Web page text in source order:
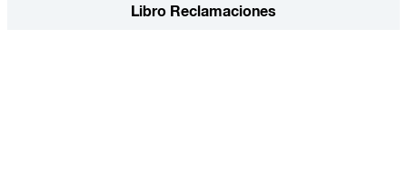
Libro Reclamaciones